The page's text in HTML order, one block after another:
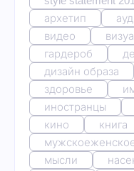
архетип
видео
гардероб
дизайн образа
здоровье
иностранцы
кино
книга
мысли